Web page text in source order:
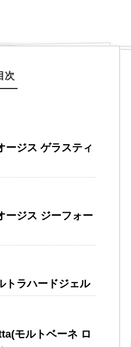
次
ージス ゲラスティ
ージス ジーフォー
トラハードジェル
モルトベーネ ロ